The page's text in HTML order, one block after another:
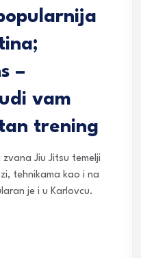
–
vam
trening
Jiu Jitsu temelji
tehnikama kao i na
je i u Karlovcu.